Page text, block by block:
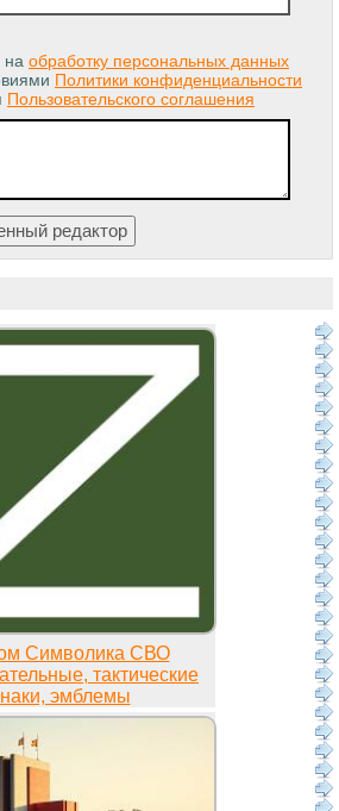
на обработку персональных данных
Политики конфиденциальности
Пользовательского соглашения
Символика СВО
тактические
эмблемы